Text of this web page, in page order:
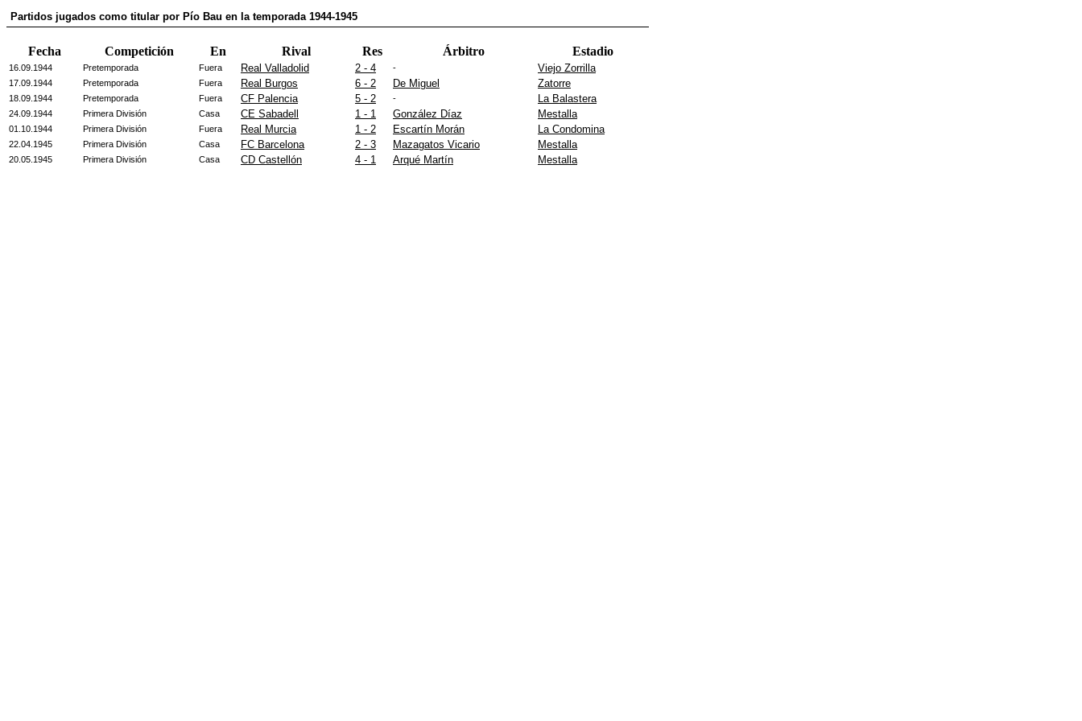
Partidos jugados como titular por Pío Bau en la temporada 1944-1945
Fecha Competición En Rival Res Árbitro Estadio
16.09.1944 Pretemporada Fuera Real Valladolid 2 - 4 - Viejo Zorrilla
17.09.1944 Pretemporada Fuera Real Burgos 6 - 2 De Miguel Zatorre
18.09.1944 Pretemporada Fuera CF Palencia 5 - 2 - La Balastera
24.09.1944 Primera División Casa CE Sabadell 1 - 1 González Díaz Mestalla
01.10.1944 Primera División Fuera Real Murcia 1 - 2 Escartín Morán La Condomina
22.04.1945 Primera División Casa FC Barcelona 2 - 3 Mazagatos Vicario Mestalla
20.05.1945 Primera División Casa CD Castellón 4 - 1 Arqué Martín Mestalla